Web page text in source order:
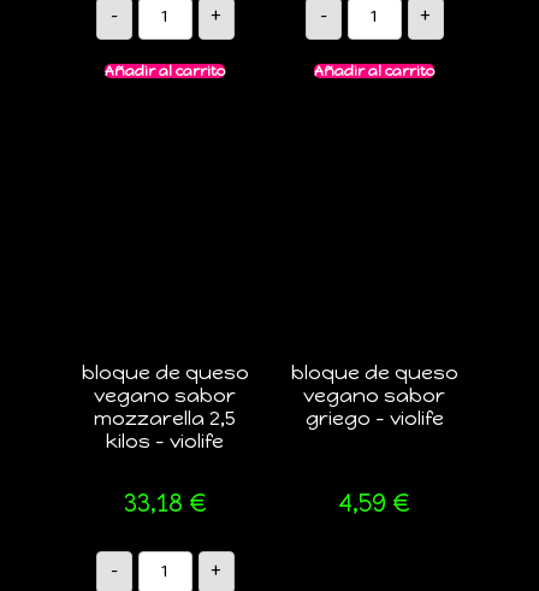
- +
Añadir al carrito
- +
Añadir al carrito
bloque de queso
vegano sabor
mozzarella 2,5
kilos – violife
33,18 €
- +
bloque de queso
vegano sabor
griego – violife
4,59 €